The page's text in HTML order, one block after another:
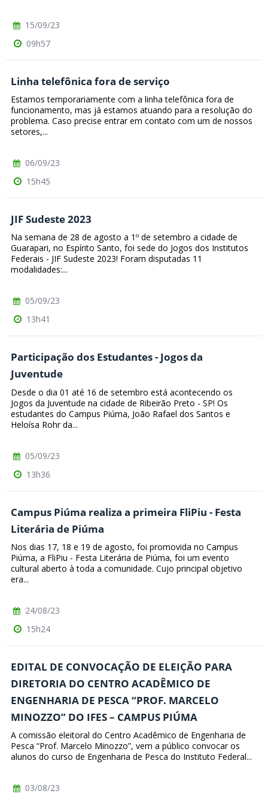
15/09/23
09h57
Linha telefônica fora de serviço
Estamos temporariamente com a linha telefônica fora de
funcionamento, mas já estamos atuando para a resolução do
problema. Caso precise entrar em contato com um de nossos
setores,...
06/09/23
15h45
JIF Sudeste 2023
Na semana de 28 de agosto a 1º de setembro a cidade de
Guarapari, no Espírito Santo, foi sede do Jogos dos Institutos
Federais - JIF Sudeste 2023! Foram disputadas 11
modalidades:...
05/09/23
13h41
Participação dos Estudantes - Jogos da
Juventude
Desde o dia 01 até 16 de setembro está acontecendo os
Jogos da Juventude na cidade de Ribeirão Preto - SP! Os
estudantes do Campus Piúma, João Rafael dos Santos e
Heloísa Rohr da...
05/09/23
13h36
Campus Piúma realiza a primeira FliPiu - Festa
Literária de Piúma
Nos dias 17, 18 e 19 de agosto, foi promovida no Campus
Piúma, a FliPiu - Festa Literária de Piúma, foi um evento
cultural aberto à toda a comunidade. Cujo principal objetivo
era...
24/08/23
15h24
EDITAL DE CONVOCAÇÃO DE ELEIÇÃO PARA
DIRETORIA DO CENTRO ACADÊMICO DE
ENGENHARIA DE PESCA “PROF. MARCELO
MINOZZO” DO IFES – CAMPUS PIÚMA
A comissão eleitoral do Centro Acadêmico de Engenharia de
Pesca “Prof. Marcelo Minozzo”, vem a público convocar os
alunos do curso de Engenharia de Pesca do Instituto Federal...
03/08/23